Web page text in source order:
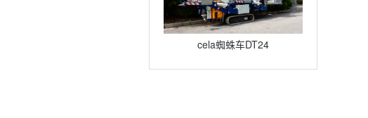
cela蜘蛛车DT24